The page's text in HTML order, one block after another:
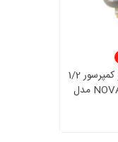
واحد مراقبت و تنظیم فشار دو قلو کمپرسور 1/2
( رطوبت گیر و روغنکاری ) نووا NOVA مدل